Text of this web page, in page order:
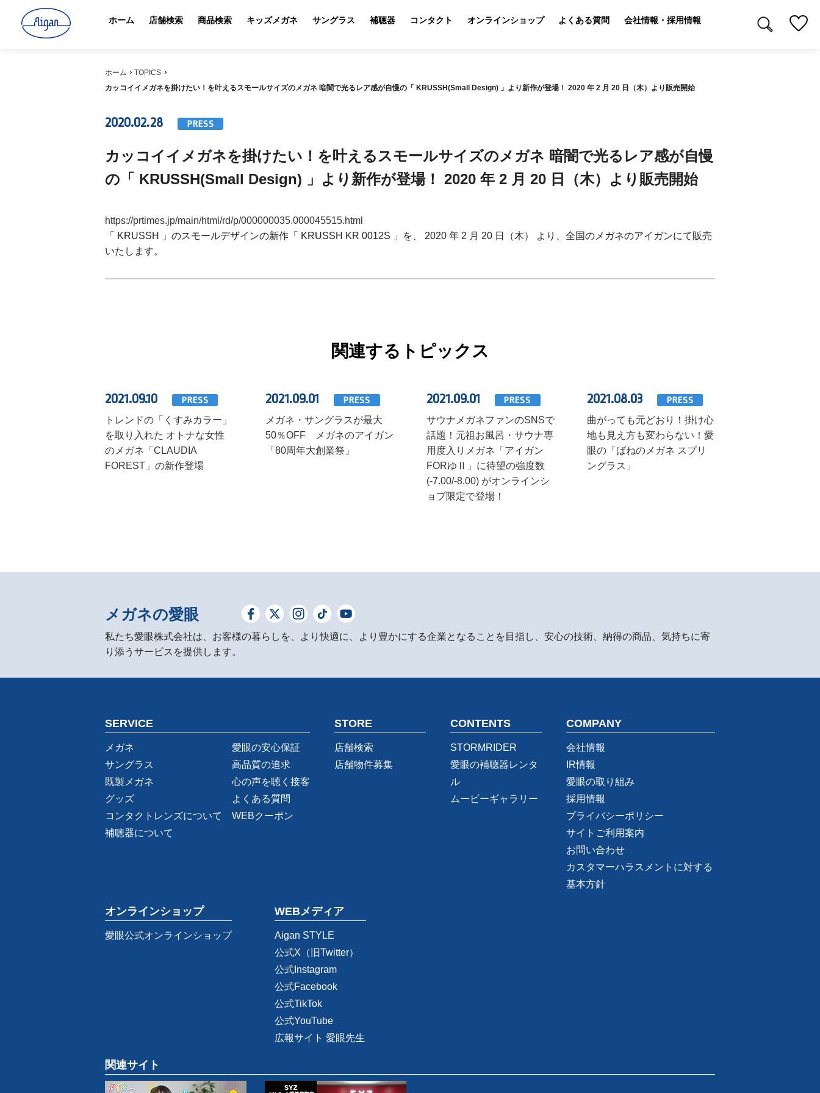
ホーム 店舗検索 商品検索 キッズメガネ サングラス 補聴器 コンタクト オンラインショップ よくある質問 会社情報・採用情報
ホーム
TOPICS
カッコイイメガネを掛けたい！を叶えるスモールサイズのメガネ 暗闇で光るレア感が自慢の「 KRUSSH(Small Design) 」より新作が登場！ 2020 年 2 月 20 日（木）より販売開始
2020.02.28 PRESS
カッコイイメガネを掛けたい！を叶えるスモールサイズのメガネ 暗闇で光るレア感が自慢
の「 KRUSSH(Small Design) 」より新作が登場！ 2020 年 2 月 20 日（木）より販売開始
https://prtimes.jp/main/html/rd/p/000000035.000045515.html
「 KRUSSH 」のスモールデザインの新作「 KRUSSH KR 0012S 」を、 2020 年 2 月 20 日（木） より、全国のメガネのアイガンにて販売
いたします。
関連するトピックス
2021.09.10
PRESS
トレンドの「くすみカラー」
を取り入れた オトナな女性
のメガネ「CLAUDIA
FOREST」の新作登場
2021.09.01
PRESS
メガネ・サングラスが最大
50％OFF メガネのアイガン
「80周年大創業祭」
2021.09.01
PRESS
サウナメガネファンのSNSで
話題！元祖お風呂・サウナ専
用度入りメガネ「アイガン
FORゆⅡ」に待望の強度数
(-7.00/-8.00) がオンラインシ
ョプ限定で登場！
2021.08.03
PRESS
曲がっても元どおり！掛け心
地も見え方も変わらない！愛
眼の「ばねのメガネ スプリ
ングラス」
メガネの愛眼
私たち愛眼株式会社は、お客様の暮らしを、より快適に、より豊かにする企業となることを目指し、安心の技術、納得の商品、気持ちに寄
り添うサービスを提供します。
SERVICE
メガネ
サングラス
既製メガネ
グッズ
コンタクトレンズについて
補聴器について
愛眼の安心保証
高品質の追求
心の声を聴く接客
よくある質問
WEBクーポン
STORE
店舗検索
店舗物件募集
CONTENTS
STORMRIDER
愛眼の補聴器レンタ
ル
ムービーギャラリー
COMPANY
会社情報
IR情報
愛眼の取り組み
採用情報
プライバシーポリシー
サイトご利用案内
お問い合わせ
カスタマーハラスメントに対する
基本方針
オンラインショップ
愛眼公式オンラインショップ
WEBメディア
Aigan STYLE
公式X（旧Twitter）
公式Instagram
公式Facebook
公式TikTok
公式YouTube
広報サイト 愛眼先生
関連サイト